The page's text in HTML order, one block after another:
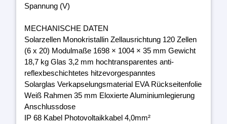
Spannung (V)
MECHANISCHE DATEN
Solarzellen Monokristallin Zellausrichtung 120 Zellen
(6 x 20) Modulmaße 1698 × 1004 × 35 mm Gewicht
18,7 kg Glas 3,2 mm hochtransparentes anti-
reflexbeschichtetes hitzevorgespanntes
Solarglas Verkapselungsmaterial EVA Rückseitenfolie
Weiß Rahmen 35 mm Eloxierte Aluminiumlegierung
Anschlussdose
IP 68 Kabel Photovoltaikkabel 4,0mm²